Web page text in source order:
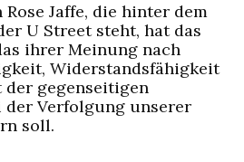
Jaffe, die hinter dem
U Street steht, hat das
ihrer Meinung nach
Widerstandsfähigkeit
gegenseitigen
Verfolgung unserer
soll.